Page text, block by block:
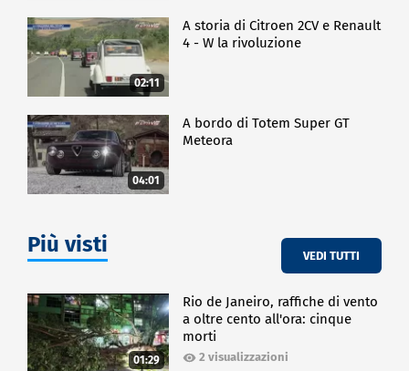
02:11
A storia di Citroen 2CV e Renault
4 - W la rivoluzione
04:01
A bordo di Totem Super GT
Meteora
Più visti VEDI TUTTI
01:29
Rio de Janeiro, raffiche di vento
a oltre cento all'ora: cinque
morti
2 visualizzazioni